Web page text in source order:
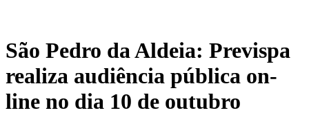
São Pedro da Aldeia: Previspa
realiza audiência pública on-
line no dia 10 de outubro